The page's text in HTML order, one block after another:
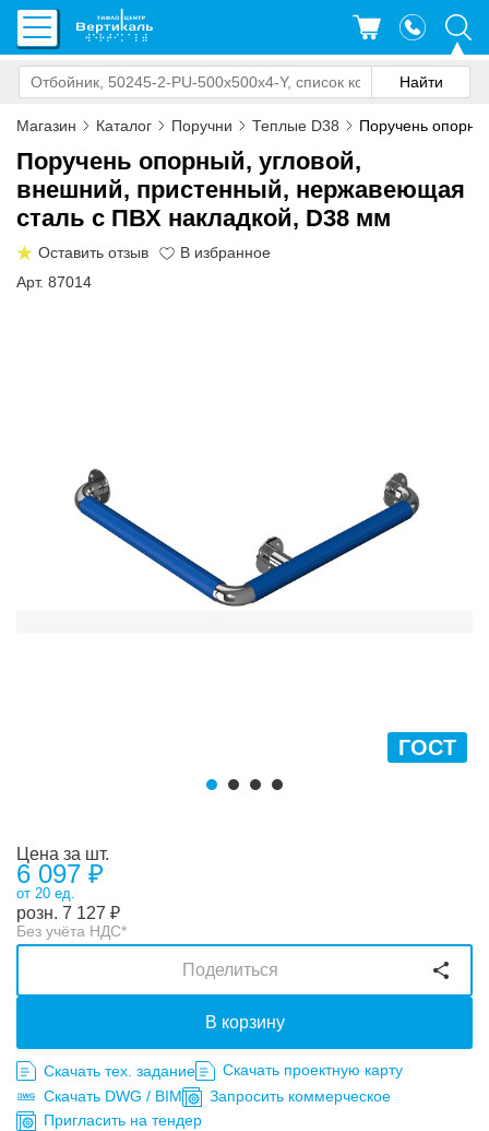
Магазин Каталог Поручни Теплые D38 Поручень
Поручень опорный, угловой,
внешний, пристенный, нержавеющая
сталь с ПВХ накладкой, D38 мм
Оставить отзыв
Арт. 87014
ГОСТ
Цена за шт.
6 097 ₽
от 20 ед.
розн. 7 127 ₽
Без учёта НДС*
В корзину
Поделиться
Скачать тех. задание
Скачать проектную карту
Скачать DWG / BIM
Запросить коммерческое
Пригласить на тендер